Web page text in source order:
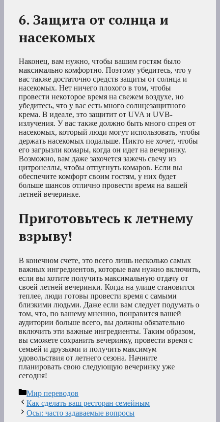
6. Защита от солнца и
насекомых
Наконец, вам нужно, чтобы вашим гостям было
максимально комфортно. Поэтому убедитесь, что у
вас также достаточно средств защиты от солнца и
насекомых. Нет ничего плохого в том, чтобы
провести некоторое время на свежем воздухе, но
убедитесь, что у вас есть много солнцезащитного
крема. В идеале, это защитит от UVA и UVB-
излучения. У вас также должно быть много спрея от
насекомых, который люди могут использовать, чтобы
держать насекомых подальше. Никто не хочет, чтобы
его загрызли комары, когда он идет на вечеринку.
Возможно, вам даже захочется зажечь свечу из
цитронеллы, чтобы отпугнуть комаров. Если вы
обеспечите комфорт своим гостям, у них будет
больше шансов отлично провести время на вашей
летней вечеринке.
Приготовьтесь к летнему
взрыву!
В конечном счете, это всего лишь несколько самых
важных ингредиентов, которые вам нужно включить,
если вы хотите получить максимальную отдачу от
своей летней вечеринки. Когда на улице становится
теплее, люди готовы провести время с самыми
близкими людьми. Даже если вам следует подумать о
том, что, по вашему мнению, понравится вашей
аудитории больше всего, вы должны обязательно
включить эти важные ингредиенты. Таким образом,
вы сможете сохранить вечеринку, провести время с
семьей и друзьями и получить максимум
удовольствия от летнего сезона. Начните
планировать свою следующую вечеринку уже
сегодня!
Рубрики
Мир переводов
Как сделать ваш ресторан семейным
Осы: часто задаваемые вопросы